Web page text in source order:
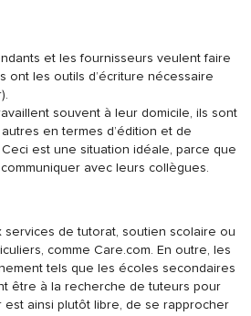
et les fournisseurs veulent faire
ont les outils d’écriture nécessaire
souvent à leur domicile, ils sont
en termes d’édition et de
est une situation idéale, parce que
avec leurs collègues.
services de tutorat, soutien scolaire ou
comme Care.com. En outre, les
tels que les écoles secondaires
être à la recherche de tuteurs pour
est ainsi plutôt libre, de se rapprocher